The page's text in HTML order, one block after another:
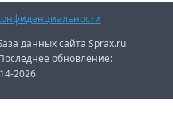
данных сайта Sprax.ru
обновление:
2026